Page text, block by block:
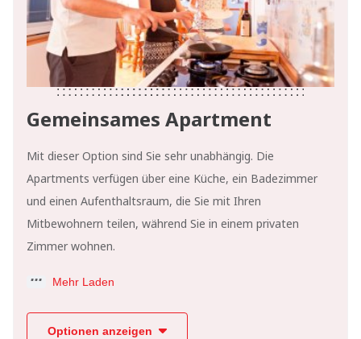
Gemeinsames Apartment
Mit dieser Option sind Sie sehr unabhängig. Die
Apartments verfügen über eine Küche, ein Badezimmer
und einen Aufenthaltsraum, die Sie mit Ihren
Mitbewohnern teilen, während Sie in einem privaten
Zimmer wohnen.
Mehr Laden
Optionen anzeigen